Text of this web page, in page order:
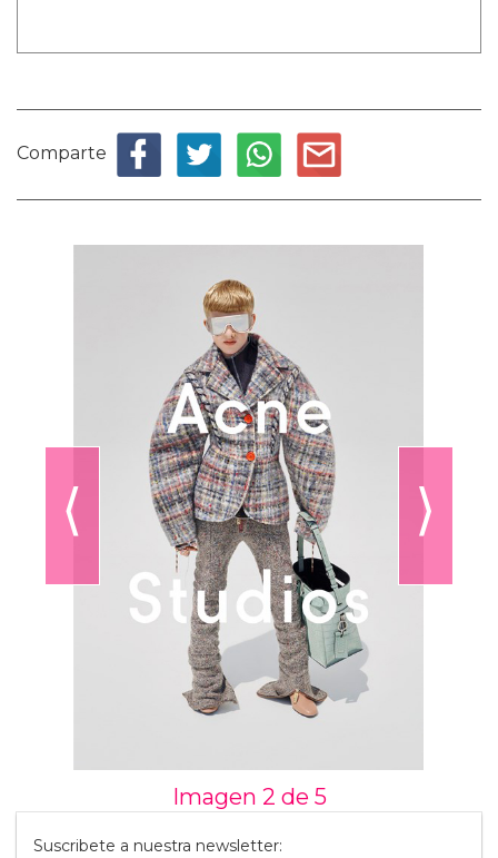
Comparte
⟨ ⟩
Imagen 2 de 5
Suscribete a nuestra newsletter: